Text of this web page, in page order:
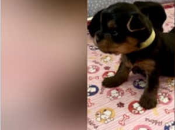
Griffe von oben, machen ihr Angst, wenn
anspricht, lässt sie ich aber gut händeln. Sie braucht
noch Unterstützung um zu lernen, was
Miteinander gehört. Die Einschätzung der Tierschützer
ist, sie ist gut zu motivieren und lernt schnell.
wird Carrie noch Zeit brauchen, um
und Bindung aufzubauen. Wir haben ihr versprochen,
sie bekommt ein schönes, liebevolles
umsorgt wird und immer gutes Futter
Schöne Spaziergänge in der Natur, wird
toll finden, wenn sie erst gelernt hat, gut